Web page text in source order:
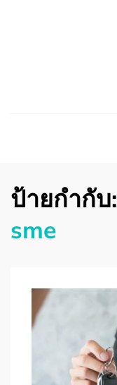
ป้ายกำกับ:
sme